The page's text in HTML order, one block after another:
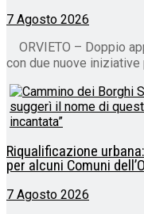
7 Agosto 2026
ORVIETO – Doppio
con due nuove
Riqualificazione
per alcuni Comuni
7 Agosto 2026